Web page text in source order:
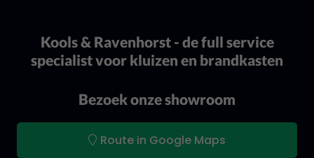
Kools & Ravenhorst - de full service
specialist voor kluizen en brandkasten
Bezoek onze showroom
Route in Google Maps